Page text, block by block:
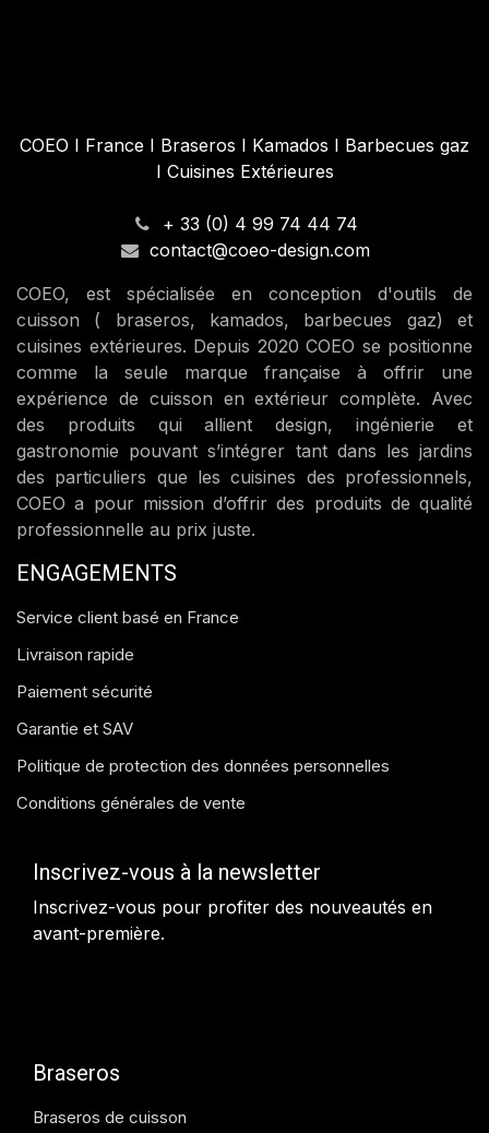
COEO I France I Braseros I Kamados I Barbecues gaz
I Cuisines Extérieures
+ 33 (0) 4 99 74 44 74
contact@coeo-design.com
COEO, est spécialisée en conception d'outils de
cuisson ( braseros, kamados, barbecues gaz) et
cuisines extérieures. Depuis 2020 COEO se positionne
comme la seule marque française à offrir une
expérience de cuisson en extérieur complète. Avec
des produits qui allient design, ingénierie et
gastronomie pouvant s’intégrer tant dans les jardins
des particuliers que les cuisines des professionnels,
COEO a pour mission d’offrir des produits de qualité
professionnelle au prix juste.
ENGAGEMENTS
Service client basé en France
Livraison rapide
Paiement sécurité
Garantie et SAV
Politique de protection des données personnelles
Conditions générales de vente
Inscrivez-vous à la newsletter
Inscrivez-vous pour profiter des nouveautés en
avant-première.
Braseros
Braseros de cuisson